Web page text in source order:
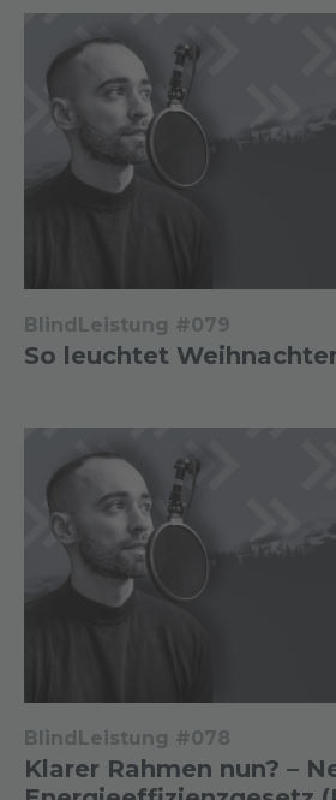
BlindLeistung #079
So leuchtet
BlindLeistung #078
Klarer Rahmen nun? –